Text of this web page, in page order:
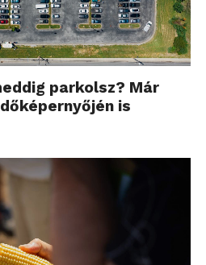
parkolsz? Már
is